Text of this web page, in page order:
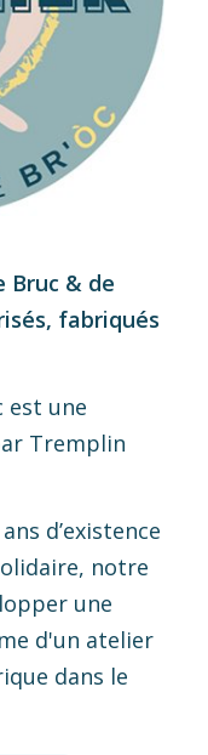
Bruc & de
fabriqués
est une
Tremplin
d’existence
notre
une
d'un atelier
dans le